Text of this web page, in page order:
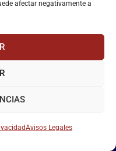
afectar negativamente a
Avisos Legales